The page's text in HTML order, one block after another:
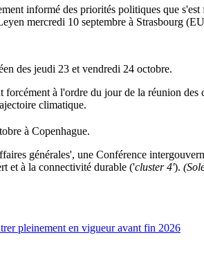
informé des priorités politiques que
mercredi 10 septembre à Strasbourg
des jeudi 23 et vendredi 24 octobre.
forcément à l'ordre du jour de la réunion
climatique.
à Copenhague.
générales', une Conférence
et à la connectivité durable ('cluster 4').
pleinement en vigueur avant fin 2026